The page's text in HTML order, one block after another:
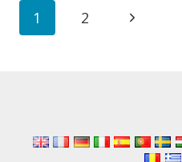
VENDARLE
Z
Page
1 2
Next